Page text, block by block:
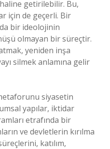
getirilebilir. Bu,
için de geçerli. Bir
bir ideolojinin
olmayan bir süreçtir.
yeniden inşa
silmek anlamına gelir
siyasetin
yapılar, iktidar
etrafında bir
ve devletlerin kırılma
katılım,